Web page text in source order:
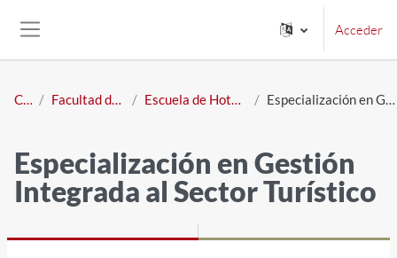
Acceder
Cursos Facultad de Ciencias Económicas Escuela de Hotelería Gastronomía y Turismo Especialización en Gestión Integrada al Sector Turístico
Especialización en Gestión
Integrada al Sector Turístico